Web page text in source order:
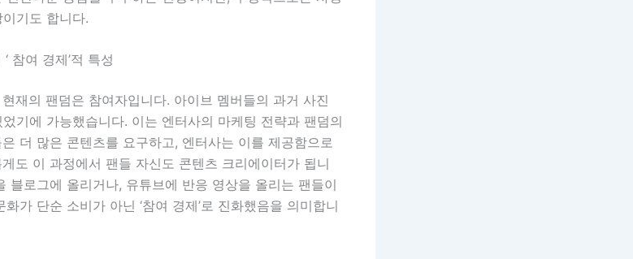
기도 합니다.
참여 경제’적 특성
재의 팬덤은 참여자입니다. 아이브 멤버들의 과거 사진
기에 가능했습니다. 이는 엔터사의 마케팅 전략과 팬덤의
더 많은 콘텐츠를 요구하고, 엔터사는 이를 제공함으로
도 이 과정에서 팬들 자신도 콘텐츠 크리에이터가 됩니
블로그에 올리거나, 유튜브에 반응 영상을 올리는 팬들이
가 단순 소비가 아닌 ‘참여 경제’로 진화했음을 의미합니